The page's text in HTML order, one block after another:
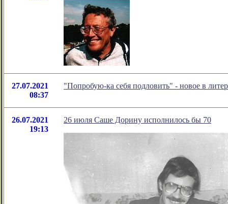
27.07.2021
08:37
"Попробую-ка себя подловить" - новое в
26.07.2021
19:13
26 июля Саше Дорину исполнилось бы 70